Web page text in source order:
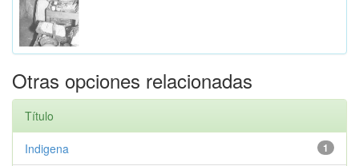
Otras opciones relacionadas
Título
1
Indigena